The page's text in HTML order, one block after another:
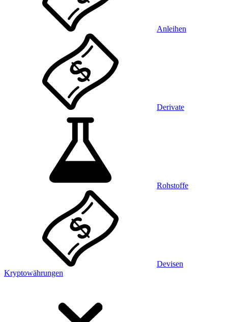
Anleihen
Derivate
Rohstoffe
Devisen
Kryptowährungen